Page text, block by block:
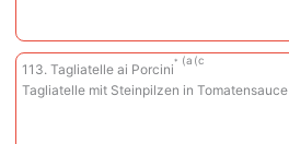
113. Tagliatelle ai Porcini
a c
Tagliatelle mit Steinpilzen in Tomatensauce